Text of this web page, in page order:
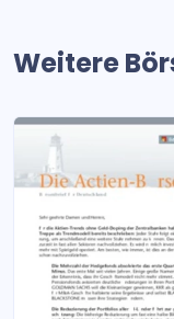
Weitere